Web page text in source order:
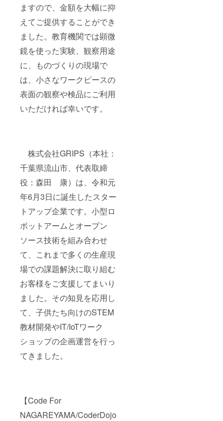
ますので、金額を大幅に抑
えてご提供することができ
ました。教育機関では顕微
鏡を使った実験、観察用途
に、ものづくりの現場で
は、小さなワークピースの
表面の観察や検品にご利用
いただければ幸いです。
株式会社GRIPS（本社：
千葉県流山市、代表取締
役：森田 康）は、令和元
年6月3日に誕生したスター
トアップ企業です。小型ロ
ボットアームとオープン
ソース技術を組み合わせ
て、これまで多くの生産現
場での課題解決に取り組む
お客様をご支援してまいり
ました。その知見を応用し
て、子供たち向けのSTEM
教材開発やIT/IoTワーク
ショップの企画運営を行っ
てきました。
【Code For
NAGAREYAMA/CoderDojo